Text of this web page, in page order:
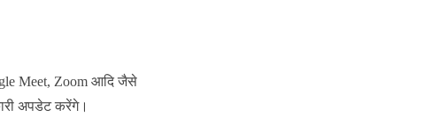
Meet, Zoom आदि जैसे
अपडेट करेंगे।